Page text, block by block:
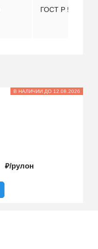
ГОСТ Р 55031
В НАЛИЧИИ ДО 12.08.2026
₽/рулон